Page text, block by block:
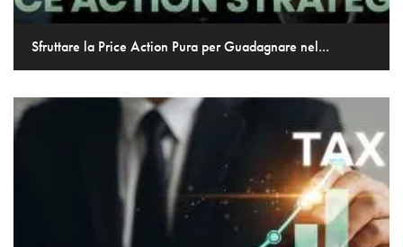
Sfruttare la Price Action Pura per Guadagnare nel...